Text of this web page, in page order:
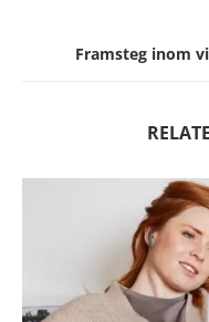
Framsteg inom